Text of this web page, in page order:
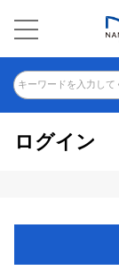
キーワードを入力して
ログイン